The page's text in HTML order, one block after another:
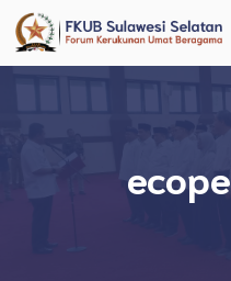
Langsung
ke
isi